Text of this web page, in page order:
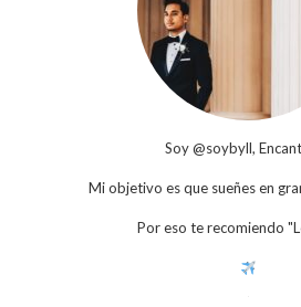
Soy @soybyll,
Mi objetivo es que sueñes en
Por eso te recomiendo